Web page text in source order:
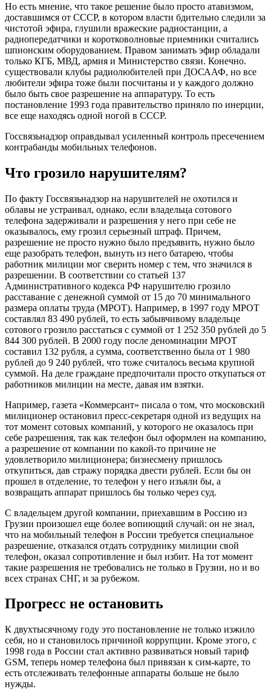
Но есть мнение, что такое решение было просто атавизмом,
доставшимся от СССР, в котором власти бдительно следили за
чистотой эфира, глушили вражеские радиостанции, а
радиопередатчики и коротковолновые приемники считались
шпионским оборудованием. Правом занимать эфир обладали
только КГБ, МВД, армия и Министерство связи. Конечно.
существовали клубы радиолюбителей при ДОСААФ, но все
любители эфира тоже были посчитаны и у каждого должно
было быть свое разрешение на аппаратуру. То есть
постановление 1993 года правительство приняло по инерции,
все еще находясь одной ногой в СССР.
Госсвязьнадзор оправдывал усиленный контроль пресечением
контрабанды мобильных телефонов.
Что грозило нарушителям?
По факту Госсвязьнадзор на нарушителей не охотился и
облавы не устраивал, однако, если владельца сотового
телефона задерживали и разрешения у него при себе не
оказывалось, ему грозил серьезный штраф. Причем,
разрешение не просто нужно было предъявить, нужно было
еще разобрать телефон, вынуть из него батарею, чтобы
работник милиции мог сверить номер с тем, что значился в
разрешении. В соответствии со статьей 137
Административного кодекса РФ нарушителю грозило
расставание с денежной суммой от 15 до 70 минимального
размера оплаты труда (МРОТ). Например, в 1997 году МРОТ
составлял 83 490 рублей, то есть забывчивому владельце
сотового грозило расстаться с суммой от 1 252 350 рублей до 5
844 300 рублей. В 2000 году после деноминации МРОТ
составил 132 рубля, а сумма, соответственно была от 1 980
рублей до 9 240 рублей, что тоже считалось весьма крупной
суммой. На деле граждане предпочитали просто откупаться от
работников милиции на месте, давая им взятки.
Например, газета «Коммерсант» писала о том, что московский
милиционер остановил пресс-секретаря одной из ведущих на
тот момент сотовых компаний, у которого не оказалось при
себе разрешения, так как телефон был оформлен на компанию,
а разрешение от компании по какой-то причине не
удовлетворило милиционера; бизнесмену пришлось
откупиться, дав стражу порядка двести рублей. Если бы он
прошел в отделение, то телефон у него изъяли бы, а
возвращать аппарат пришлось бы только через суд.
С владельцем другой компании, приехавшим в Россию из
Грузии произошел еще более вопиющий случай: он не знал,
что на мобильный телефон в России требуется специальное
разрешение, отказался отдать сотруднику милиции свой
телефон, оказал сопротивление и был избит. На тот момент
такие разрешения не требовались не только в Грузии, но и во
всех странах СНГ, и за рубежом.
Прогресс не остановить
К двухтысячному году это постановление не только изжило
себя, но и становилось причиной коррупции. Кроме этого, с
1998 года в России стал активно развиваться новый тариф
GSM, теперь номер телефона был привязан к сим-карте, то
есть отслеживать телефонные аппараты больше не было
нужды.